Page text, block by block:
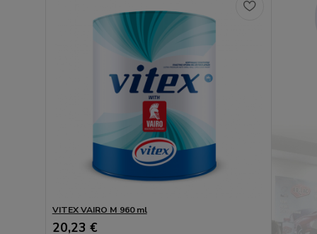
VITEX VAIRO M 960 ml
20,23 €